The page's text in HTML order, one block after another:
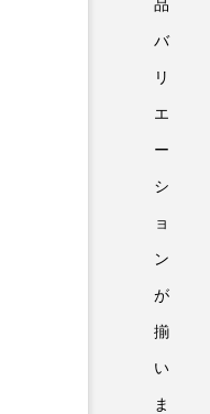
品
バ
リ
エ
ー
シ
ョ
ン
が
揃
い
ま